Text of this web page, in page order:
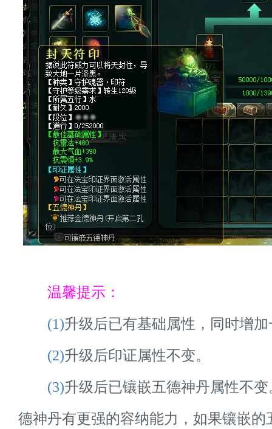
温馨提示：
(1)升级后已有基础属性，同时增
(2)升级后印证属性不变。
(3)升级后已镶嵌五德神丹属性不
德神丹有更强的容纳能力，如果镶嵌